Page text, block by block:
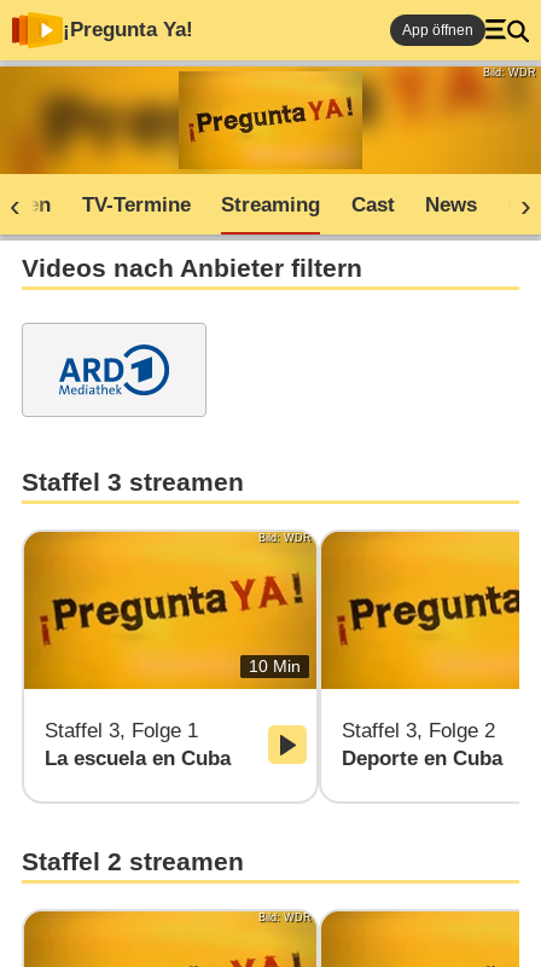
¡Pregunta Ya! App öffnen
Bild: WDR
TV-Termine Streaming Cast News
Videos nach Anbieter filtern
Staffel 3 streamen
Bild: WDR
10 Min
Staffel 3, Folge 1
La escuela en Cuba
Staffel 3, Folge 2
Deporte en Cuba
Staffel 2 streamen
Bild: WDR